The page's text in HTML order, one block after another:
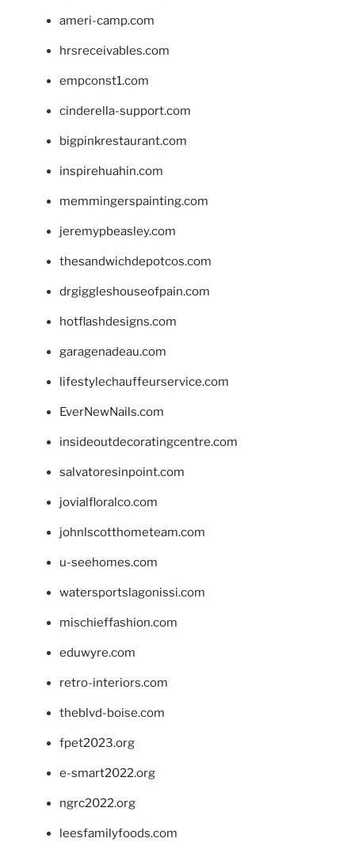
ameri-camp.com
hrsreceivables.com
empconst1.com
cinderella-support.com
bigpinkrestaurant.com
inspirehuahin.com
memmingerspainting.com
jeremypbeasley.com
thesandwichdepotcos.com
drgiggleshouseofpain.com
hotflashdesigns.com
garagenadeau.com
lifestylechauffeurservice.com
EverNewNails.com
insideoutdecoratingcentre.com
salvatoresinpoint.com
jovialfloralco.com
johnlscotthometeam.com
u-seehomes.com
watersportslagonissi.com
mischieffashion.com
eduwyre.com
retro-interiors.com
theblvd-boise.com
fpet2023.org
e-smart2022.org
ngrc2022.org
leesfamilyfoods.com